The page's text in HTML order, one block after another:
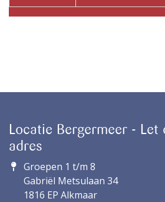
Locatie Bergermeer - Let
adres
Groepen 1 t/m 8
Gabriël Metsulaan 34
1816 EP Alkmaar